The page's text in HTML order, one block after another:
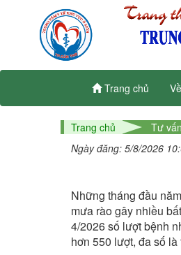
Trang chủ
Trang chủ
Tư
Ngày đăng: 5/8/2026
Những tháng đầu
mưa rào gây nhiều
4/2026 số lượt bệnh
hơn 550 lượt, đa số